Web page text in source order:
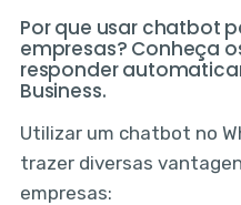
Por que usar chatbot
empresas? Conheça
responder
Business.
Utilizar um chatbot no
trazer diversas
empresas: